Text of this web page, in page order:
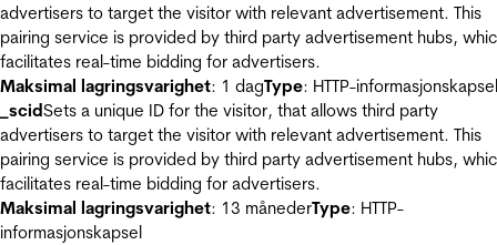
advertisers to target the visitor with relevant advertisement. This
pairing service is provided by third party advertisement hubs,
facilitates real-time bidding for advertisers.
Maksimal lagringsvarighet: 1 dagType: HTTP-informasjonskapsel
_scidSets a unique ID for the visitor, that allows third party
advertisers to target the visitor with relevant advertisement. This
pairing service is provided by third party advertisement hubs,
facilitates real-time bidding for advertisers.
Maksimal lagringsvarighet: 13 månederType: HTTP-
informasjonskapsel